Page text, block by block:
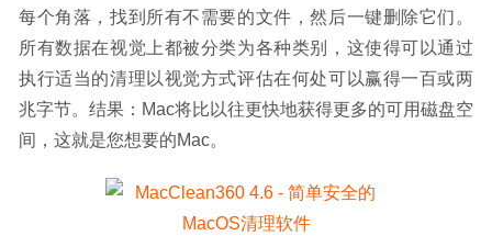
每个角落，找到所有不需要的文件，然后一键删除它们。
所有数据在视觉上都被分类为各种类别，这使得可以通过
执行适当的清理以视觉方式评估在何处可以赢得一百或两
兆字节。结果：Mac将比以往更快地获得更多的可用磁盘空
间，这就是您想要的Mac。